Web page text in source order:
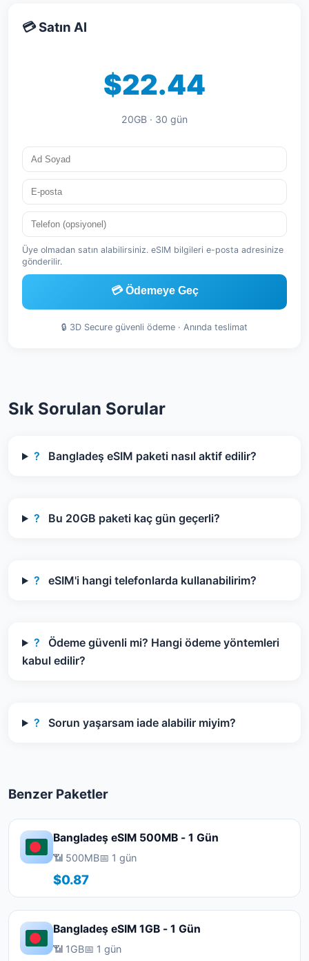
💳 Satın Al
$22.44
20GB · 30 gün
Üye olmadan satın alabilirsiniz. eSIM bilgileri e-posta adresinize
gönderilir.
💳 Ödemeye Geç
🔒 3D Secure güvenli ödeme · Anında teslimat
Sık Sorulan Sorular
? Bangladeş eSIM paketi nasıl aktif edilir?
? Bu 20GB paketi kaç gün geçerli?
? eSIM'i hangi telefonlarda kullanabilirim?
?
Ödeme güvenli mi? Hangi ödeme yöntemleri
kabul edilir?
? Sorun yaşarsam iade alabilir miyim?
Benzer Paketler
Bangladeş eSIM 500MB - 1 Gün
📶 500MB📅 1 gün
$0.87
Bangladeş eSIM 1GB - 1 Gün
📶 1GB📅 1 gün